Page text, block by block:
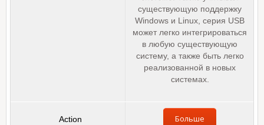
существующую поддержку
Windows и Linux, серия USB
может легко интегрироваться
в любую существующую
систему, а также быть легко
реализованной в новых
системах.
Больше